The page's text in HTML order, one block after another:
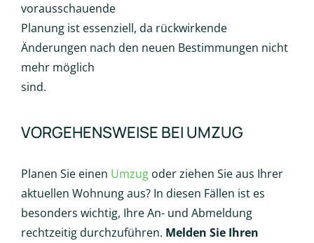
vorausschauende
Planung ist essenziell, da rückwirkende
Änderungen nach den neuen Bestimmungen nicht
mehr möglich
sind.
VORGEHENSWEISE BEI UMZUG
Planen Sie einen Umzug oder ziehen Sie aus Ihrer
aktuellen Wohnung aus? In diesen Fällen ist es
besonders wichtig, Ihre An- und Abmeldung
rechtzeitig durchzuführen. Melden Sie Ihren